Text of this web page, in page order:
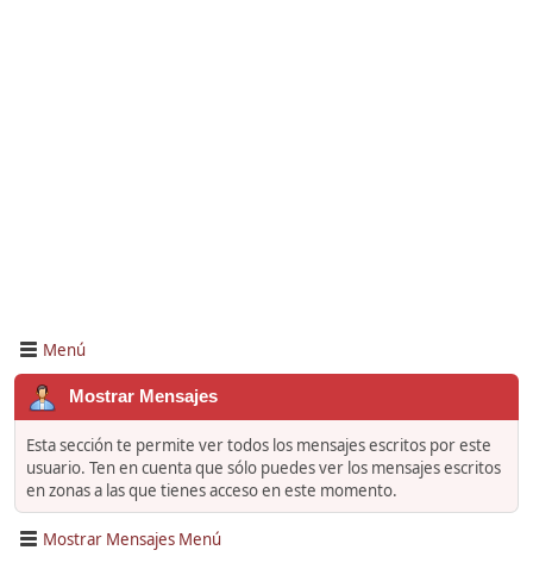
Menú
Mostrar Mensajes
Esta sección te permite ver todos los mensajes escritos por este
usuario. Ten en cuenta que sólo puedes ver los mensajes escritos
en zonas a las que tienes acceso en este momento.
Mostrar Mensajes Menú